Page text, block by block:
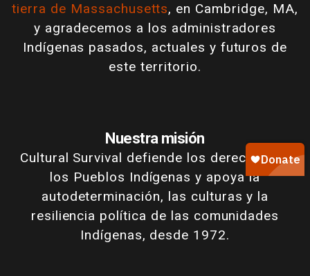
tierra de Massachusetts, en Cambridge, MA,
y agradecemos a los administradores
Indígenas pasados, actuales y futuros de
este territorio.
Nuestra misión
Cultural Survival defiende los derechos de
los Pueblos Indígenas y apoya la
autodeterminación, las culturas y la
resiliencia política de las comunidades
Indígenas, desde 1972.